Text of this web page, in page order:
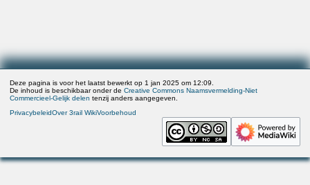
Deze pagina is voor het laatst bewerkt op 1 jan 2025 om 12:09.
De inhoud is beschikbaar onder deCreative Commons Naamsvermelding-Niet
Commercieel-Gelijk delen tenzij anders aangegeven.
PrivacybeleidOver 3rail WikiVoorbehoud